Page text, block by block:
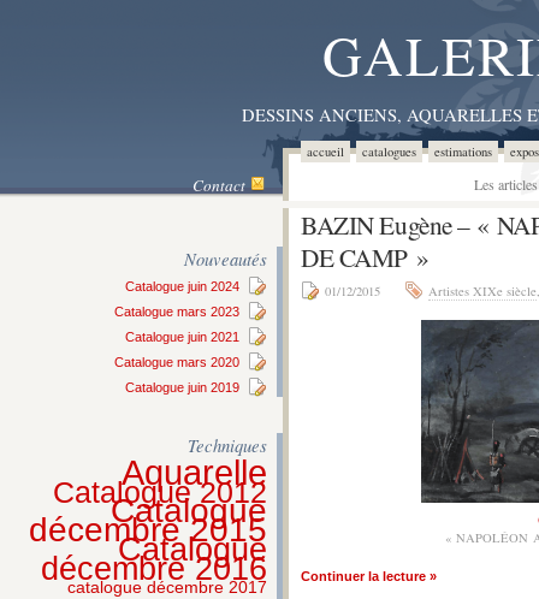
DESSINS ANCIENS,
accueil catalogues estimations
Contact Les
Nouveautés
Catalogue juin 2024
Catalogue mars 2023
Catalogue juin 2021
Catalogue mars 2020
Catalogue juin 2019
Techniques
Aquarelle
Catalogue 2012
Catalogue
décembre 2015
Catalogue
décembre 2016
catalogue décembre 2017
BAZIN Eugène – «
DE CAMP »
01/12/2015 Artistes XIXe siècle
« NAPOLÉON
Continuer la lecture »